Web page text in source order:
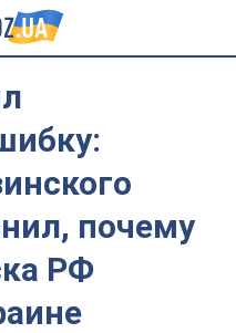
почему
РФ